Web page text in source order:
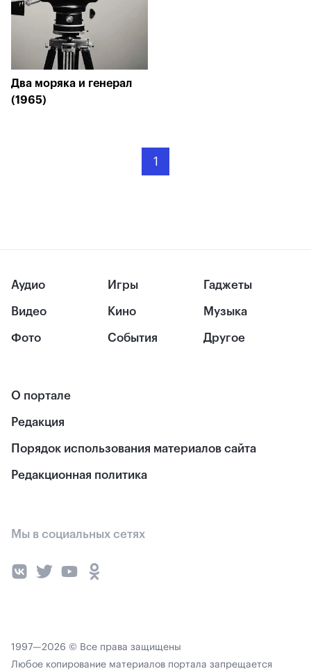
Два моряка и генерал
(1965)
1
Аудио
Видео
Фото
Игры
Кино
События
Гаджеты
Музыка
Другое
О портале
Редакция
Порядок использования материалов сайта
Редакционная политика
Мы в социальных сетях
1997—2026 © Все права защищены
Любое копирование материалов портала запрещается